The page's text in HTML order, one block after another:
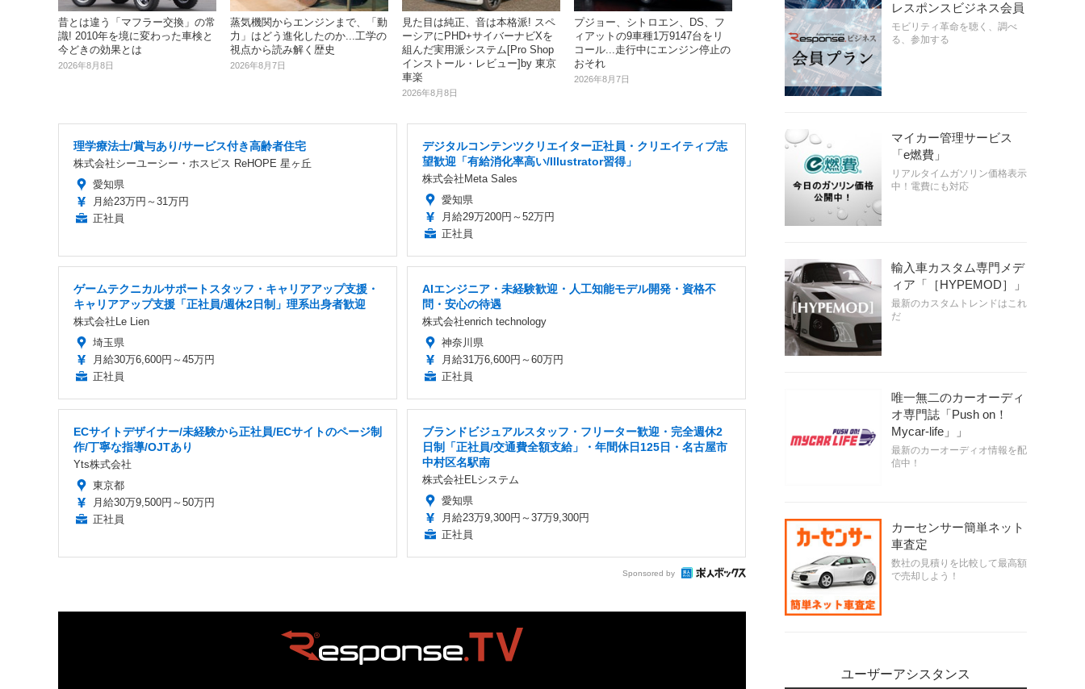
昔とは違う「マフラー交換」の常
識! 2010年を境に変わった車検と
今どきの効果とは
2026年8月8日
蒸気機関からエンジンまで、「動
力」はどう進化したのか...工学の
視点から読み解く歴史
2026年8月7日
見た目は純正、音は本格派! スペ
ーシアにPHD+サイバーナビXを
組んだ実用派システム[Pro Shop
インストール・レビュー]by 東京
車楽
2026年8月8日
プジョー、シトロエン、DS、フ
ィアットの9車種1万9147台をリ
コール...走行中にエンジン停止の
おそれ
2026年8月7日
理学療法士/賞与あり/サービス付き高齢者住宅
株式会社シーユーシー・ホスピス ReHOPE 星ヶ丘
愛知県
月給23万円～31万円
正社員
デジタルコンテンツクリエイター正社員・クリエイティブ志
望歓迎「有給消化率高い/Illustrator習得」
株式会社Meta Sales
愛知県
月給29万200円～52万円
正社員
ゲームテクニカルサポートスタッフ・キャリアアップ支援・
キャリアアップ支援「正社員/週休2日制」理系出身者歓迎
株式会社Le Lien
埼玉県
月給30万6,600円～45万円
正社員
AIエンジニア・未経験歓迎・人工知能モデル開発・資格不
問・安心の待遇
株式会社enrich technology
神奈川県
月給31万6,600円～60万円
正社員
ECサイトデザイナー/未経験から正社員/ECサイトのページ制
作/丁寧な指導/OJTあり
Yts株式会社
東京都
月給30万9,500円～50万円
正社員
ブランドビジュアルスタッフ・フリーター歓迎・完全週休2
日制「正社員/交通費全額支給」・年間休日125日・名古屋市
中村区名駅南
株式会社ELシステム
愛知県
月給23万9,300円～37万9,300円
正社員
Sponsored by
レスポンスビジネス会員
モビリティ革命を聴く、調べ
る、参加する
マイカー管理サービス
「e燃費」
リアルタイムガソリン価格表示
中！電費にも対応
輸入車カスタム専門メデ
ィア「［HYPEMOD］」
最新のカスタムトレンドはこれ
だ
唯一無二のカーオーディ
オ専門誌「Push on！
Mycar-life」」
最新のカーオーディオ情報を配
信中！
カーセンサー簡単ネット
車査定
数社の見積りを比較して最高額
で売却しよう！
ユーザーアシスタンス